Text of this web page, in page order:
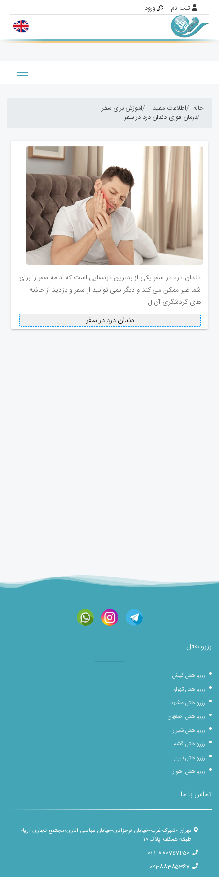
خانه اطلاعات مفید
آموزش برای سفر
درمان فوری دندان درد در سفر
دندان درد در سفر
دندان درد در سفر یکی از بدترین دردهایی است که ادامه سفر را برای
شما غیر ممکن می کند و دیگر نمی توانید از سفر و بازدید از جاذبه
های گردشگری آن ل ...
رزرو هتل
رزرو هتل کیش
رزرو هتل تهران
رزرو هتل مشهد
رزرو هتل اصفهان
رزرو هتل شیراز
رزرو هتل قشم
رزرو هتل تبریز
رزرو هتل اهواز
تماس با ما
تهران -شهرک غرب-خیابان فرحزادی-خیابان عباسی اناری-مجتمع تجاری آریا-
طبقه همکف-پلاک 10
021-880757450
021-88385367